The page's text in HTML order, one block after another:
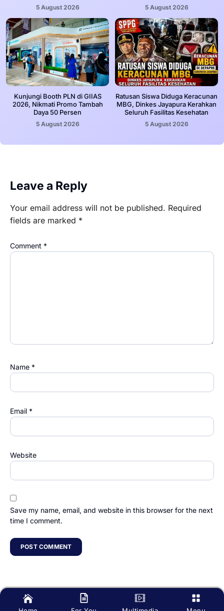
5 August 2026 5 August 2026
Kunjungi Booth PLN di GIIAS
2026, Nikmati Promo Tambah
Daya 50 Persen
5 August 2026
Ratusan Siswa Diduga Keracunan
MBG, Dinkes Jayapura Kerahkan
Seluruh Fasilitas Kesehatan
5 August 2026
Leave a Reply
Your email address will not be published. Required
fields are marked *
Comment *
Name *
Email *
Website
Save my name, email, and website in this browser for the next
time I comment.